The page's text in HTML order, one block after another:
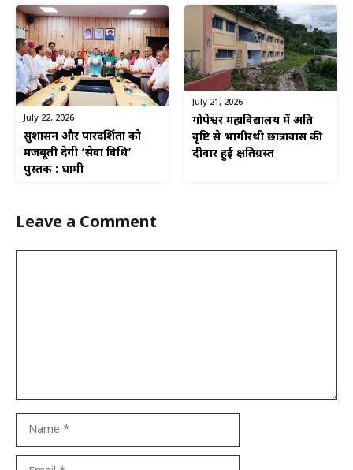
July 22, 2026
सुशासन और पारदर्शिता को
मजबूती देगी ‘सेवा विधि’
पुस्तक : धामी
July 21, 2026
गोपेश्वर महाविद्यालय में अति
वृष्टि से भागीरथी छात्रावास की
दीवार हुई क्षतिग्रस्त
Leave a Comment